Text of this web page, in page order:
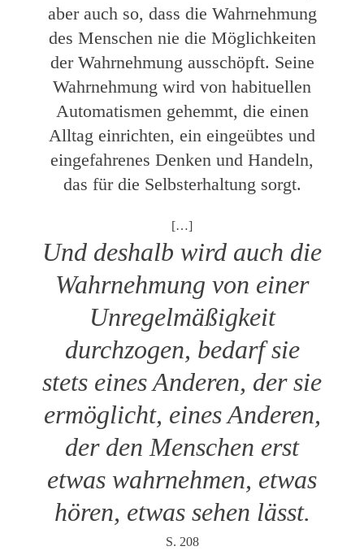
aber auch so, dass die Wahrnehmung
des Menschen nie die Möglichkeiten
der Wahrnehmung ausschöpft. Seine
Wahrnehmung wird von habituellen
Automatismen gehemmt, die einen
Alltag einrichten, ein eingeübtes und
eingefahrenes Denken und Handeln,
das für die Selbsterhaltung sorgt.
[…]
Und deshalb wird auch die
Wahrnehmung von einer
Unregelmäßigkeit
durchzogen, bedarf sie
stets eines Anderen, der sie
ermöglicht, eines Anderen,
der den Menschen erst
etwas wahrnehmen, etwas
hören, etwas sehen lässt.
S. 208